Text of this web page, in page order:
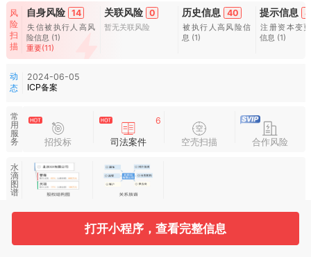
风
险
扫
描
自身风险 14
失信被执行人高风
险信息 (1)
重要(11)
关联风险 0
暂无关联风险
历史信息 40
被执行人高风险信
息 (1)
提示信息 4
注册资本变
信息 (1)
动
态
2024-06-05
ICP备案
常
用
服
务
招投标
6
司法案件 空壳扫描 合作风险
水
滴
图
谱
打开小程序，查看完整信息